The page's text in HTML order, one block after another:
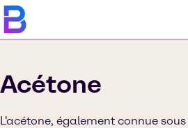
Acétone
L'acétone, également connue